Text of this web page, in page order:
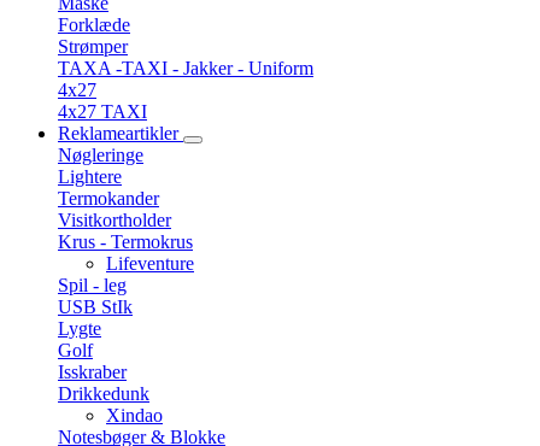
Forklæde
Strømper
TAXA -TAXI - Jakker - Uniform
4x27
4x27 TAXI
Reklameartikler
Nøgleringe
Lightere
Termokander
Visitkortholder
Krus - Termokrus
Lifeventure
Spil - leg
USB StIk
Lygte
Golf
Isskraber
Drikkedunk
Xindao
Notesbøger & Blokke